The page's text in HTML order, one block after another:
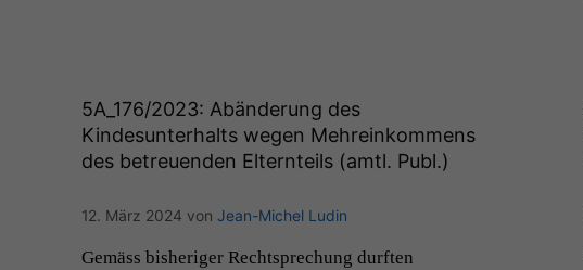
5A_176/2023: Abänderung des
Kindesunterhalts wegen Mehreinkommens
des betreuenden Elternteils (amtl. Publ.)
12. März 2024 von Jean-Michel Ludin
Gemäss bish­eriger Recht­sprechung durften